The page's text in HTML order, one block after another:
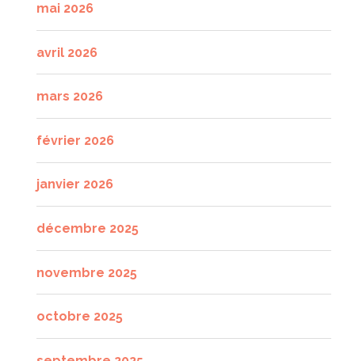
mai 2026
avril 2026
mars 2026
février 2026
janvier 2026
décembre 2025
novembre 2025
octobre 2025